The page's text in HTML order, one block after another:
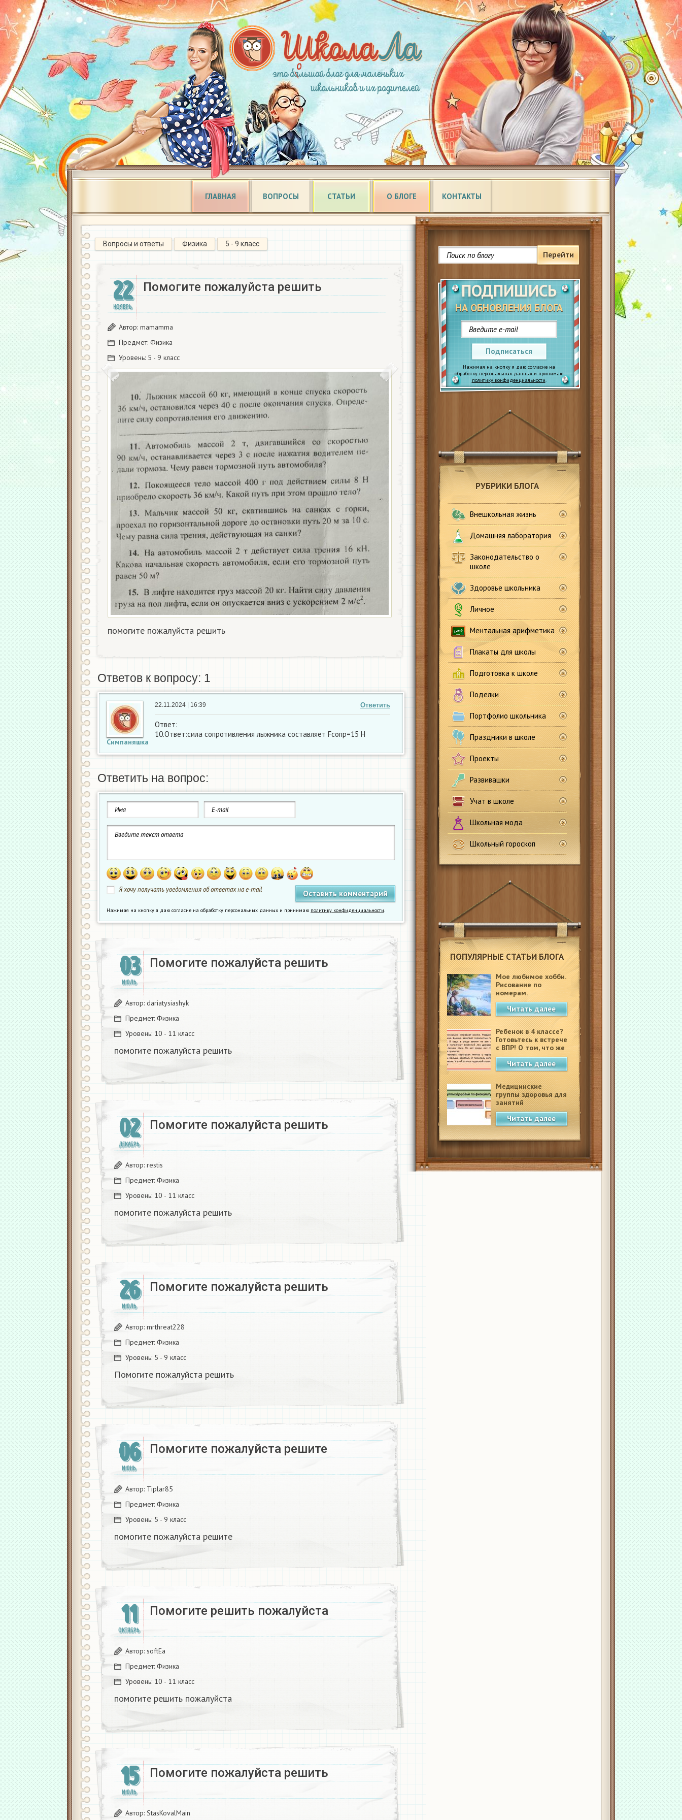
ГЛАВНАЯ ВОПРОСЫ СТАТЬИ О БЛОГЕ КОНТАКТЫ
Перейти
ПОДПИШИСЬ
НА ОБНОВЛЕНИЯ БЛОГА
Подписаться
Нажимая на кнопку я даю согласие на
обработку персональных данных и принимаю
политику конфиденциальности.
РУБРИКИ БЛОГА
Внешкольная жизнь
Домашняя лаборатория
Законодательство о
школе
Здоровье школьника
Личное
Ментальная арифметика
Плакаты для школы
Подготовка к школе
Поделки
Портфолио школьника
Праздники в школе
Проекты
Развивашки
Учат в школе
Школьная мода
Школьный гороскоп
ПОПУЛЯРНЫЕ СТАТЬИ БЛОГА
Мое любимое хобби.
Рисование по
номерам.
Читать далее
Ребенок в 4 классе?
Готовьтесь к встрече
с ВПР! О том, что же
это такое.
Читать далее
Медицинские
группы здоровья для
занятий
физкультурой в
школеЧитать далее
Вопросы и ответы Физика 5 - 9 класс
22
НОЯБРЬ
Помогите пожалуйста решить​
Автор: mamamma
Предмет: Физика
Уровень: 5 - 9 класс
помогите пожалуйста решить​
Ответов к вопросу: 1
Симпаняшка
Ответить
22.11.2024 | 16:39
Ответ:
10.Ответ:сила сопротивления лыжника составляет Fсопр=15 Н
Ответить на вопрос:
Я хочу получать уведомления об ответах на e-mail
Нажимая на кнопку я даю согласие на обработку персональных данных и принимаю политику конфиденциальности.
03
ИЮЛЬ
Помогите пожалуйста решить​
Автор: dariatysiashyk
Предмет: Физика
Уровень: 10 - 11 класс
помогите пожалуйста решить​
02
ДЕКАБРЬ
Помогите пожалуйста решить​
Автор: restis
Предмет: Физика
Уровень: 10 - 11 класс
помогите пожалуйста решить​
26
ИЮЛЬ
Помогите пожалуйста решить​
Автор: mrthreat228
Предмет: Физика
Уровень: 5 - 9 класс
Помогите пожалуйста решить​
06
ИЮНЬ
Помогите пожалуйста решите ​
Автор: Tiplar85
Предмет: Физика
Уровень: 5 - 9 класс
помогите пожалуйста решите ​
11
ОКТЯБРЬ
Помогите решить пожалуйста​
Автор: softEa
Предмет: Физика
Уровень: 10 - 11 класс
помогите решить пожалуйста​
15
ИЮЛЬ
Помогите пожалуйста решить
Автор: StasKovalMain